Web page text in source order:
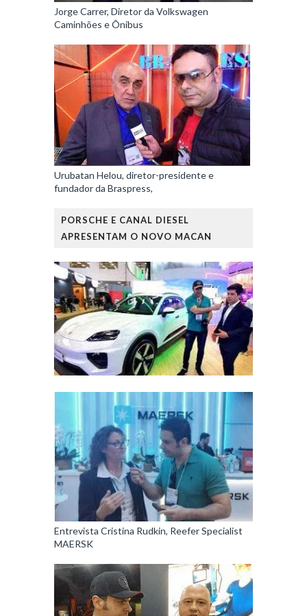
Jorge Carrer, Diretor da Volkswagen
Caminhões e Ônibus
Urubatan Helou, diretor-presidente e
fundador da Braspress,
PORSCHE E CANAL DIESEL
APRESENTAM O NOVO MACAN
Entrevista Cristina Rudkin, Reefer Specialist
MAERSK